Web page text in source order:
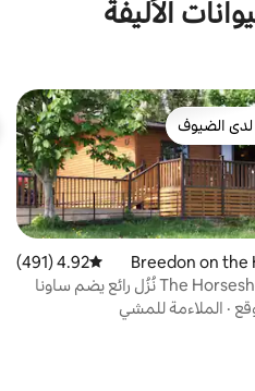
الأليفة
المفضّلة لدى الضيوف
الضيوف
متوسط التقييم 4.92 من 5، 491 مراجعات
4.92 (491)
The Horseshoe Lodge نُزُل رائع يضم ساونا
ساخن
· الملاءمة للمشي